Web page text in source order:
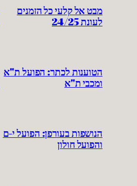
מבט אל קלעי כל הזמנים
לעונת 24/25
הטוענות לכתר: הפועל ת"א
ומכבי ת"א
הנושפות בעורפן: הפועל י-ם
והפועל חולון